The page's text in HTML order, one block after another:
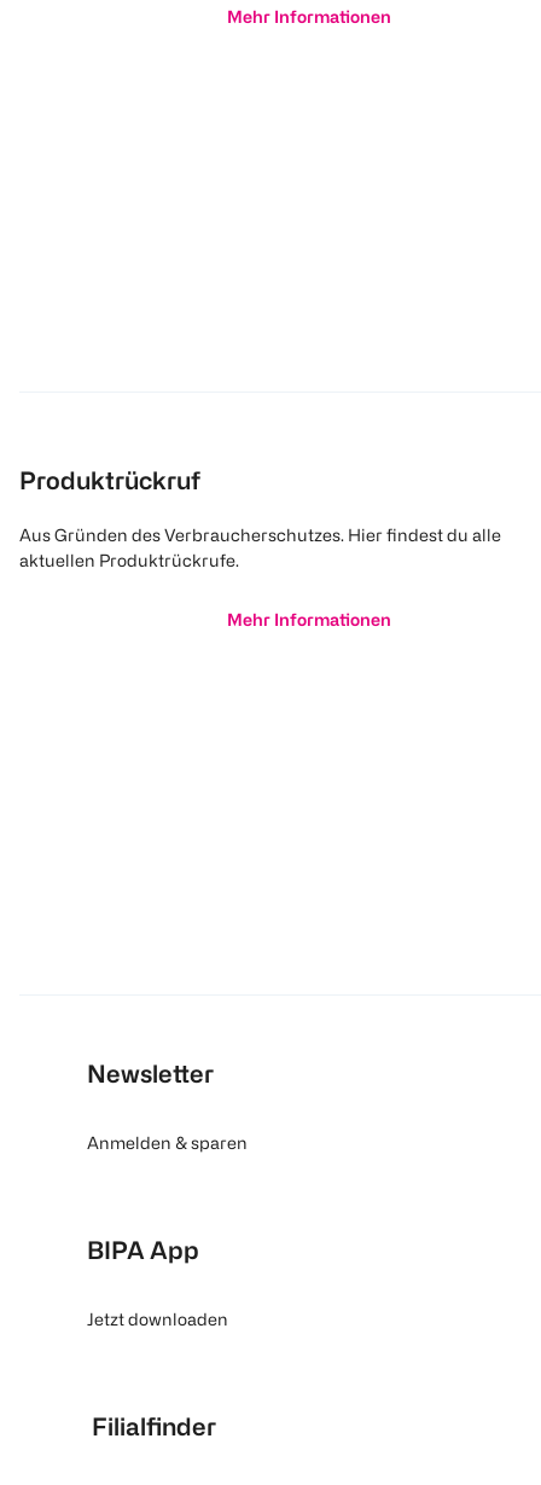
Mehr Informationen
Produktrückruf
Aus Gründen des Verbraucherschutzes. Hier findest du alle
aktuellen Produktrückrufe.
Mehr Informationen
Newsletter
Anmelden & sparen
BIPA App
Jetzt downloaden
Filialfinder